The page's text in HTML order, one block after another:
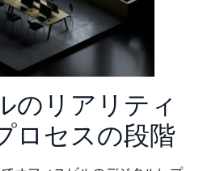
のリアリティ
ロセスの段階